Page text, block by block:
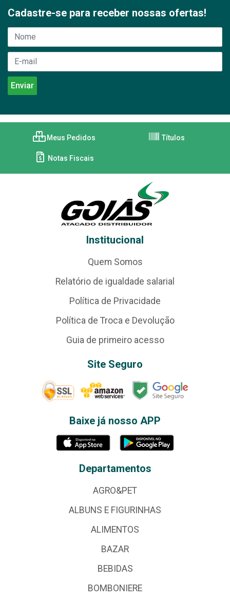
Cadastre-se para receber nossas ofertas!
Meus Pedidos Títulos
Notas Fiscais
Institucional
Quem Somos
Relatório de igualdade salarial
Política de Privacidade
Política de Troca e Devolução
Guia de primeiro acesso
Site Seguro
Baixe já nosso APP
Departamentos
AGRO&PET
ALBUNS E FIGURINHAS
ALIMENTOS
BAZAR
BEBIDAS
BOMBONIERE